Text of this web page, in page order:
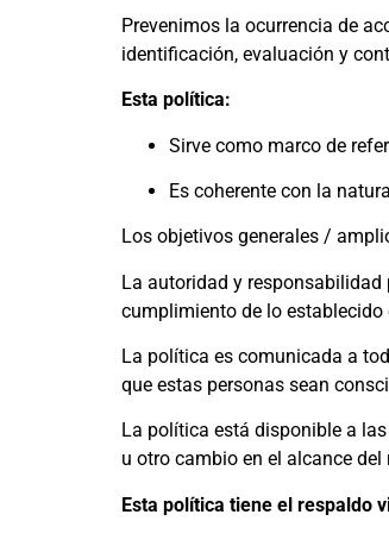
Prevenimos la ocurrencia de
identificación, evaluación y
Esta política:
Sirve como marco de
Es coherente con la
Los objetivos generales /
La autoridad y responsabilidad
cumplimiento de lo establecido
La política es comunicada a
que estas personas sean
La política está disponible a
u otro cambio en el alcance
Esta política tiene el respaldo